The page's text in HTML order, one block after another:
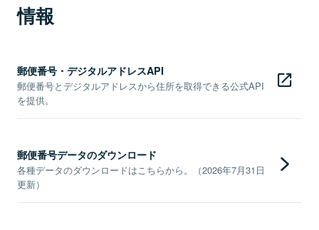
情報
郵便番号・デジタルアドレスAPI
郵便番号とデジタルアドレスから住所を取得できる公式API
を提供。
郵便番号データのダウンロード
各種データのダウンロードはこちらから。（2026年7月31日
更新）